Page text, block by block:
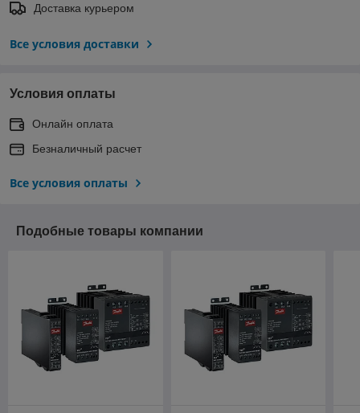
Доставка курьером
Все условия доставки
Условия оплаты
Онлайн оплата
Безналичный расчет
Все условия оплаты
Подобные товары компании